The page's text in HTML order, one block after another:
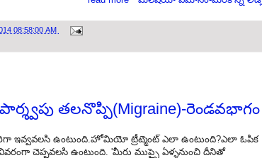
08:58:00 AM
తలనొప్పి(Migraine)-రెండవభాగం
ఇవ్వవలసి ఉంటుంది.హోమియో ట్రీట్మెంట్ ఎలా ఉంటుంది?ఎలా ఓపిక
చెప్పవలసి ఉంటుంది. 'మీరు ముప్ఫై ఏళ్ళనుంచి దీనితో